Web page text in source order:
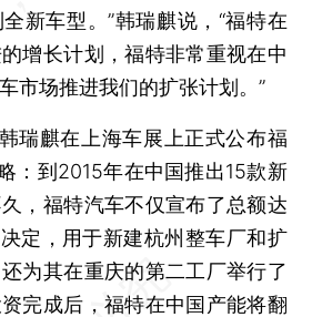
新车型。”韩瑞麒说，“福特在
增长计划，福特非常重视在中
市场推进我们的扩张计划。”
麒在上海车展上正式公布福
：到2015年在中国推出15款新
，福特汽车不仅宣布了总额达
定，用于新建杭州整车厂和扩
为其在重庆的第二工厂举行了
完成后，福特在中国产能将翻